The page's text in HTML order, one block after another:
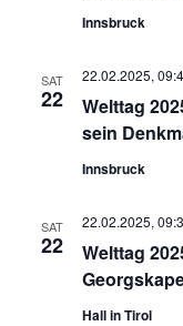
Innsbruck
SAT
22
Welttag
sein
22.02.2025,
Innsbruck
SAT
22
Welttag
22.02.2025,
Hall in Tirol